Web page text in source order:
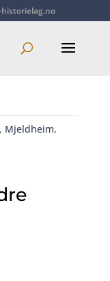
Mjeldheim,